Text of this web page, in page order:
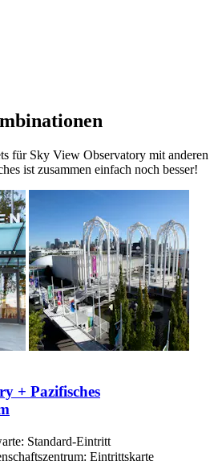
für Sky View Observatory mit anderen
ist zusammen einfach noch besser!
+ Pazifisches
Standard-Eintritt
Eintrittskarte